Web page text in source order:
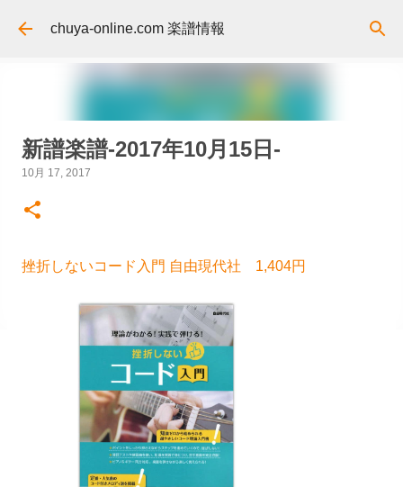
スキップしてメイン コンテンツに移動
chuya-online.com 楽譜情報
新譜楽譜-2017年10月15日-
10月 17, 2017
挫折しないコード入門 自由現代社 1,404円